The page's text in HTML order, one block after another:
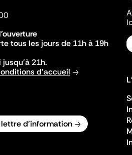
tous les jours de 11h à 19h
21h.
d'accueil
d'information